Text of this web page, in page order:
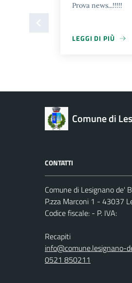
Prova news...!!!!!
LEGGI DI PIÙ
Comune di
CONTATTI
Comune di Lesignano de'
P.zza Marconi 1 - 43037
Codice fiscale: - P. IVA:
Recapiti
info@comune.lesignano-
0521 850211